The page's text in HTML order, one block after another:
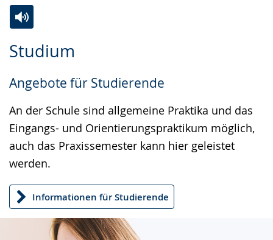
Studium
Angebote für Studierende
An der Schule sind allgemeine Praktika und das
Eingangs- und Orientierungspraktikum möglich,
auch das Praxissemester kann hier geleistet
werden.
Informationen für Studierende
Leichten
wechseln.
Audio-
Video
Deutscher
Gebärdensprache
wird
angezeigt.